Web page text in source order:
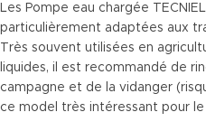
Les Pompe eau chargée
particulièrement adaptées aux
Très souvent utilisées en
liquides, il est recommandé de
campagne et de la vidanger
ce model très intéressant pour